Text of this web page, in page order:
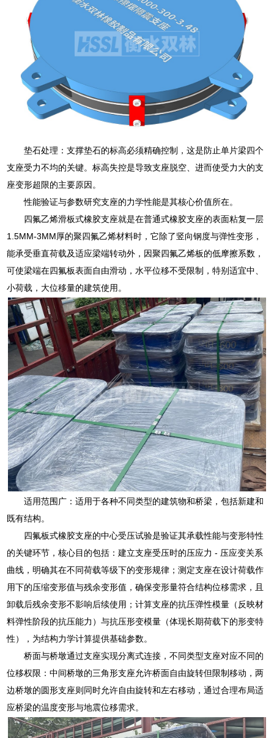
垫石处理：支撑垫石的标高必须精确控制，这是防止单片梁四个
支座受力不均的关键。标高失控是导致支座脱空、进而使受力大的支
座变形超限的主要原因。
性能验证与参数研究支座的力学性能是其核心价值所在。
四氟乙烯滑板式橡胶支座就是在普通式橡胶支座的表面粘复一层
1.5MM-3MM厚的聚四氟乙烯材料时，它除了竖向钢度与弹性变形，
能承受垂直荷载及适应梁端转动外，因聚四氟乙烯板的低摩擦系数，
可使梁端在四氟板表面自由滑动，水平位移不受限制，特别适宜中、
小荷载，大位移量的建筑使用。
适用范围广：适用于各种不同类型的建筑物和桥梁，包括新建和
既有结构。
四氟板式橡胶支座的中心受压试验是验证其承载性能与变形特性
的关键环节，核心目的包括：建立支座受压时的压应力 - 压应变关系
曲线，明确其在不同荷载等级下的变形规律；测定支座在设计荷载作
用下的压缩变形值与残余变形值，确保变形量符合结构位移需求，且
卸载后残余变形不影响后续使用；计算支座的抗压弹性模量（反映材
料弹性阶段的抗压能力）与抗压形变模量（体现长期荷载下的形变特
性），为结构力学计算提供基础参数。
桥面与桥墩通过支座实现分离式连接，不同类型支座对应不同的
位移权限：中间桥墩的三角形支座允许桥面自由旋转但限制移动，两
边桥墩的圆形支座则同时允许自由旋转和左右移动，通过合理布局适
应桥梁的温度变形与地震位移需求。